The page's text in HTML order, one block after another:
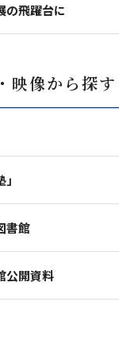
の飛躍台に
映像から探す
書館
公開資料